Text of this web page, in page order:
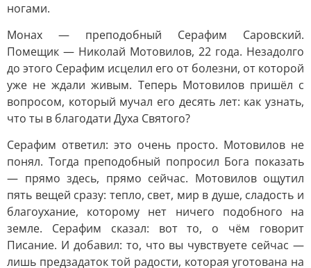
ногами.
Монах — преподобный Серафим Саровский.
Помещик — Николай Мотовилов, 22 года. Незадолго
до этого Серафим исцелил его от болезни, от которой
уже не ждали живым. Теперь Мотовилов пришёл с
вопросом, который мучал его десять лет: как узнать,
что ты в благодати Духа Святого?
Серафим ответил: это очень просто. Мотовилов не
понял. Тогда преподобный попросил Бога показать
— прямо здесь, прямо сейчас. Мотовилов ощутил
пять вещей сразу: тепло, свет, мир в душе, сладость и
благоухание, которому нет ничего подобного на
земле. Серафим сказал: вот то, о чём говорит
Писание. И добавил: то, что вы чувствуете сейчас —
лишь предзадаток той радости, которая уготована на